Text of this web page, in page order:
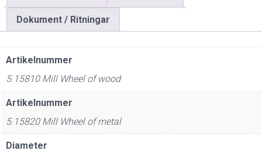
Dokument / Ritningar
Artikelnummer
5.15810 Mill Wheel of wood
Artikelnummer
5.15820 Mill Wheel of metal
Diameter